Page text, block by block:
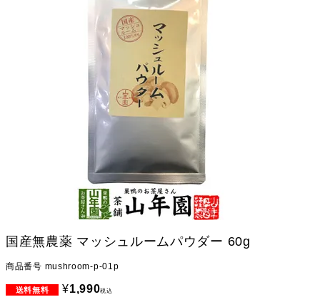
国産無農薬 マッシュルームパウダー 60g
商品番号 mushroom-p-01p
¥1,990税込